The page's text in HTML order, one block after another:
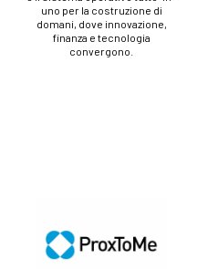
uno per la costruzione di
domani, dove innovazione,
finanza e tecnologia
convergono.